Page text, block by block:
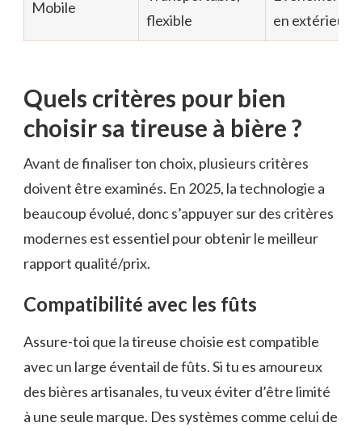
Mobile
flexible
en extérieur
Quels critères pour bien
choisir sa tireuse à bière ?
Avant de finaliser ton choix, plusieurs critères
doivent être examinés. En 2025, la technologie a
beaucoup évolué, donc s’appuyer sur des critères
modernes est essentiel pour obtenir le meilleur
rapport qualité/prix.
Compatibilité avec les fûts
Assure-toi que la tireuse choisie est compatible
avec un large éventail de fûts. Si tu es amoureux
des bières artisanales, tu veux éviter d’être limité
à une seule marque. Des systèmes comme celui de